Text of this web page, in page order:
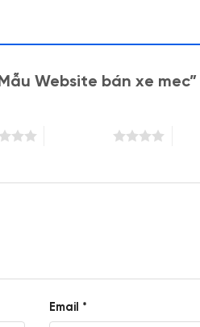
Website bán xe mec”
Email *